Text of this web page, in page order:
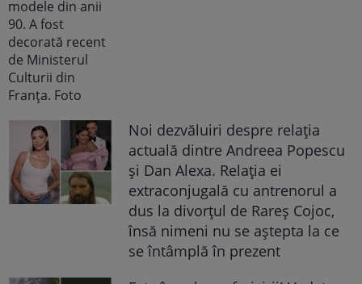
Noi dezvăluiri despre relația
actuală dintre Andreea Popescu
și Dan Alexa. Relația ei
extraconjugală cu antrenorul a
dus la divorțul de Rareș Cojoc,
însă nimeni nu se aștepta la ce
se întâmplă în prezent